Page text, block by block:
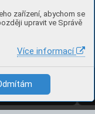
zařízení, abychom se
upravit ve Správě
Více informací
5